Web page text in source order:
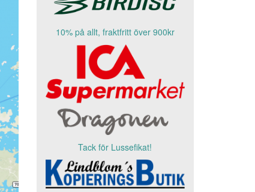
10% på allt, fraktfritt över 900kr
Tack för Lussefikat!